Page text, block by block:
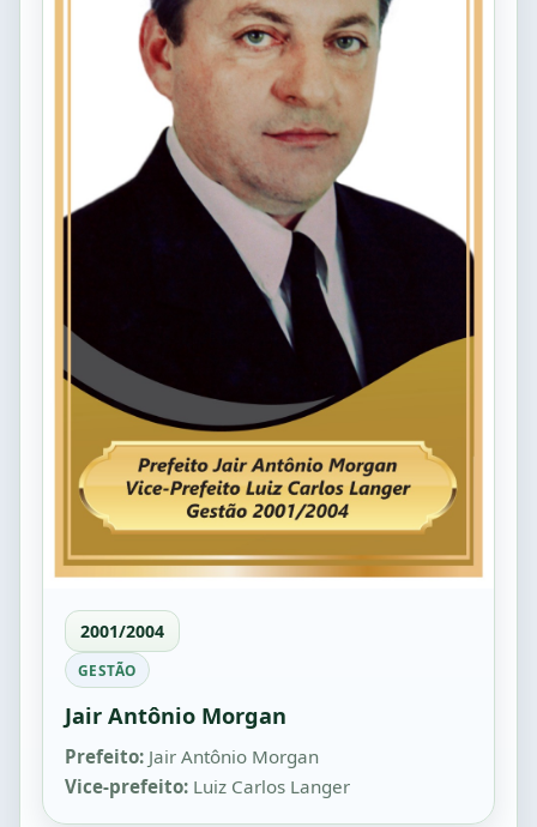
2001/2004
GESTÃO
Jair Antônio Morgan
Prefeito: Jair Antônio Morgan
Vice-prefeito: Luiz Carlos Langer